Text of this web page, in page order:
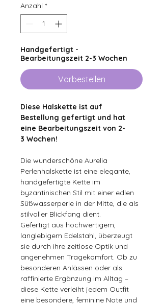
Anzahl *
Handgefertigt -
Bearbeitungszeit 2-3 Wochen
Vorbestellen
Diese Halskette ist auf
Bestellung gefertigt und hat
eine Bearbeitungszeit von 2-
3 Wochen!
Die wunderschöne Aurelia
Perlenhalskette ist eine elegante,
handgefertigte Kette im
byzantinischen Stil mit einer edlen
Süßwasserperle in der Mitte, die als
stilvoller Blickfang dient.
Gefertigt aus hochwertigem,
langlebigem Edelstahl, überzeugt
sie durch ihre zeitlose Optik und
angenehmen Tragekomfort. Ob zu
besonderen Anlässen oder als
raffinierte Ergänzung im Alltag –
diese Kette verleiht jedem Outfit
eine besondere, feminine Note und